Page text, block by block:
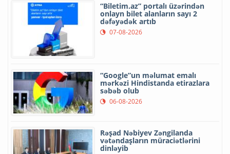
“Biletim.az” portalı üzərindən
onlayn bilet alanların sayı 2
dəfəyədək artıb
07-08-2026
“Google”un məlumat emalı
mərkəzi Hindistanda etirazlara
səbəb olub
06-08-2026
Rəşad Nəbiyev Zəngilanda
vətəndaşların müraciətlərini
dinləyib